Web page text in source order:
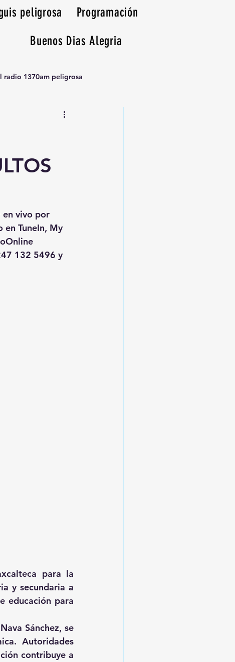
peligrosa
Programación
Buenos Dias Alegria
radio 1370am peligrosa
en vivo por
en TuneIn, My
132 5496 y
para la
y secundaria a
educación para
Sánchez, se
Autoridades
contribuye a